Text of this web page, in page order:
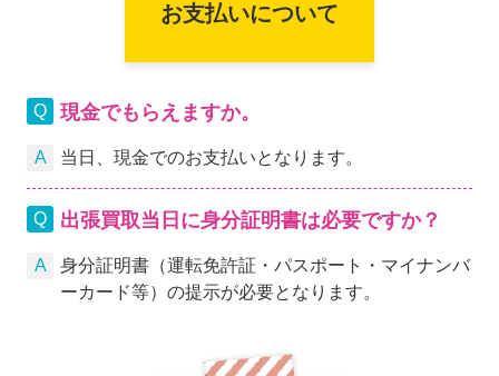
お支払いについて
現金でもらえますか。
当日、現金でのお支払いとなります。
出張買取当日に身分証明書は必要ですか？
身分証明書（運転免許証・パスポート・マイナンバ
ーカード等）の提示が必要となります。